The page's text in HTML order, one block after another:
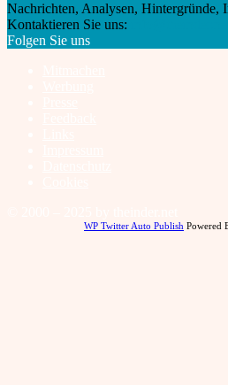
Nachrichten, Analysen, Hintergründe,
Kontaktieren Sie uns:
Folgen Sie uns
WP Twitter Auto Publish Powered